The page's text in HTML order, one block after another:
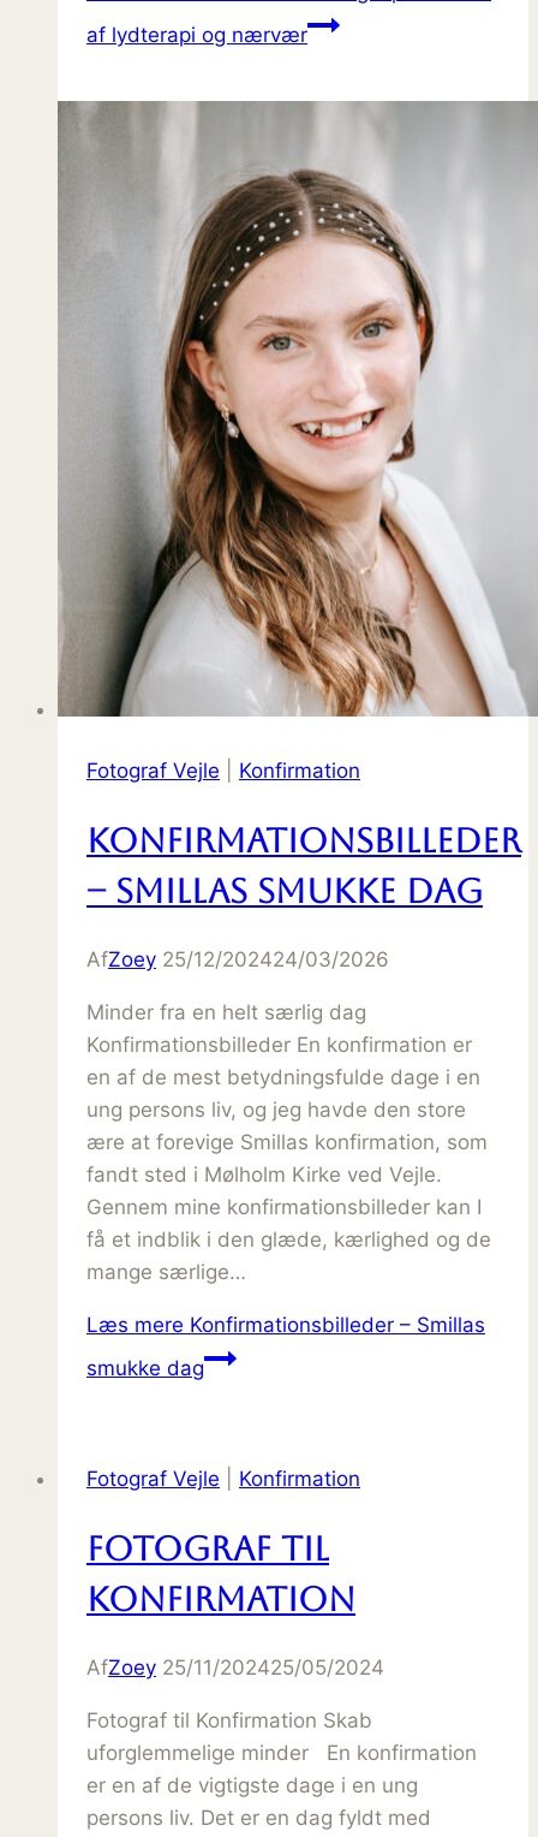
af lydterapi og nærvær
Fotograf Vejle Konfirmation
Konfirmationsbilleder
– Smillas smukke dag
AfZoey 25/12/202424/03/2026
Minder fra en helt særlig dag
Konfirmationsbilleder En konfirmation er
en af de mest betydningsfulde dage i en
ung persons liv, og jeg havde den store
ære at forevige Smillas konfirmation, som
fandt sted i Mølholm Kirke ved Vejle.
Gennem mine konfirmationsbilleder kan I
få et indblik i den glæde, kærlighed og de
mange særlige…
Læs mere Konfirmationsbilleder – Smillas
smukke dag
Fotograf Vejle Konfirmation
Fotograf til
Konfirmation
AfZoey 25/11/202425/05/2024
Fotograf til Konfirmation Skab
uforglemmelige minder En konfirmation
er en af de vigtigste dage i en ung
persons liv. Det er en dag fyldt med